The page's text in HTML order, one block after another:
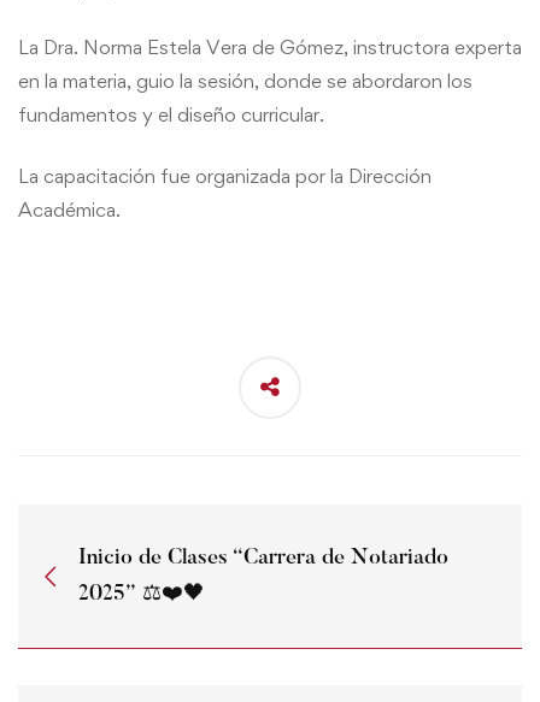
La Dra. Norma Estela Vera de Gómez, instructora experta
en la materia, guio la sesión, donde se abordaron los
fundamentos y el diseño curricular.
La capacitación fue organizada por la Dirección
Académica.
Inicio de Clases “Carrera de Notariado
2025” ⚖️❤️🖤